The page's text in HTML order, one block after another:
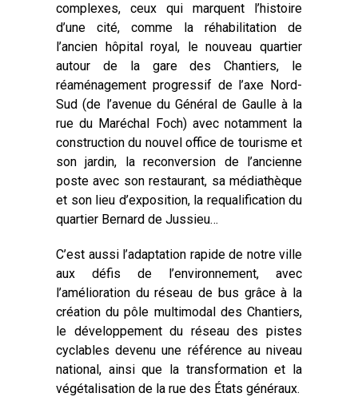
complexes, ceux qui marquent l’histoire
d’une cité, comme la réhabilitation de
l’ancien hôpital royal, le nouveau quartier
autour de la gare des Chantiers, le
réaménagement progressif de l’axe Nord-
Sud (de l’avenue du Général de Gaulle à la
rue du Maréchal Foch) avec notamment la
construction du nouvel office de tourisme et
son jardin, la reconversion de l’ancienne
poste avec son restaurant, sa médiathèque
et son lieu d’exposition, la requalification du
quartier Bernard de Jussieu…
C’est aussi l’adaptation rapide de notre ville
aux défis de l’environnement, avec
l’amélioration du réseau de bus grâce à la
création du pôle multimodal des Chantiers,
le développement du réseau des pistes
cyclables devenu une référence au niveau
national, ainsi que la transformation et la
végétalisation de la rue des États généraux.